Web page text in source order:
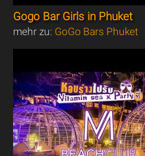
Gogo Bar Girls in Phuket
mehr zu: GoGo Bars Phuket